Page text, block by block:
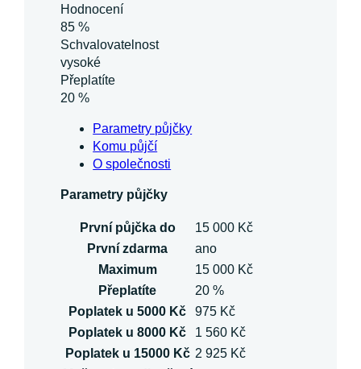
Hodnocení
85 %
Schvalovatelnost
vysoké
Přeplatíte
20 %
Parametry půjčky
Komu půjčí
O společnosti
Parametry půjčky
První půjčka do
15 000 Kč
První zdarma
ano
Maximum
15 000 Kč
Přeplatíte
20 %
Poplatek u 5000 Kč
975 Kč
Poplatek u 8000 Kč
1 560 Kč
Poplatek u 15000 Kč 2 925 Kč